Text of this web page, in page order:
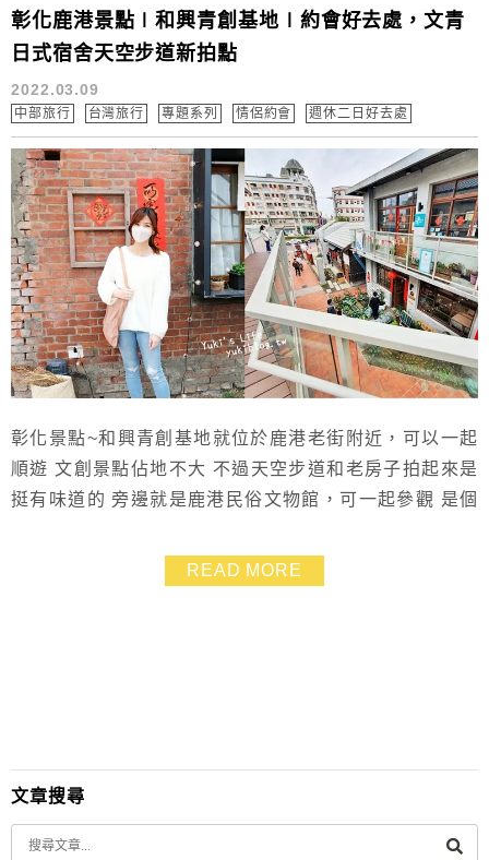
彰化鹿港景點∣和興青創基地∣約會好去處，文青
日式宿舍天空步道新拍點
2022.03.09
中部旅行 台灣旅行 專題系列 情侶約會 週休二日好去處
彰化景點~和興青創基地就位於鹿港老街附近，可以一起
順遊 文創景點佔地不大 不過天空步道和老房子拍起來是
挺有味道的 旁邊就是鹿港民俗文物館，可一起參觀 是個
READ MORE
文章搜尋